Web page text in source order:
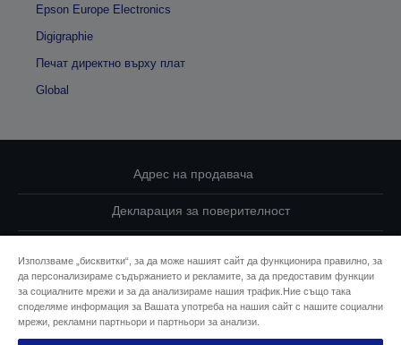
Epson Europe Electronics
Digigraphie
Печат директно върху плат
Global
Адрес на продавача
Декларация за поверителност
Свържете се с нас за Вашите данни
Информация за бисквитките
Използваме „бисквитки“, за да може нашият сайт да функционира правилно, за
да персонализираме съдържанието и рекламите, за да предоставим функции
за социалните мрежи и за да анализираме нашия трафик.Ние също така
споделяме информация за Вашата употреба на нашия сайт с нашите социални
мрежи, рекламни партньори и партньори за анализи.